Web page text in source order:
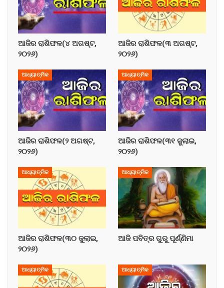
ଆଜିର ରାଶିଫଳ(୪ ଅଗଷ୍ଟ,
୨୦୨୬)
ଆଜିର ରାଶିଫଳ(୩ ଅଗଷ୍ଟ,
୨୦୨୬)
ଆଧ୍ୟାତ୍ମିକ
ଆଜିର ରାଶିଫଳ(୨ ଅଗଷ୍ଟ,
୨୦୨୬)
ଆଧ୍ୟାତ୍ମିକ
ଆଜିର ରାଶିଫଳ(୩୧ ଜୁଲାଇ,
୨୦୨୬)
ଆଧ୍ୟାତ୍ମିକ
ଆଜିର ରାଶିଫଳ(୩୦ ଜୁଲାଇ,
୨୦୨୬)
ଆଧ୍ୟାତ୍ମିକ
ଆଜି ପବିତ୍ର ଗୁରୁ ପୂର୍ଣ୍ଣିମା
ଆଧ୍ୟାତ୍ମିକ ଆଧ୍ୟାତ୍ମିକ